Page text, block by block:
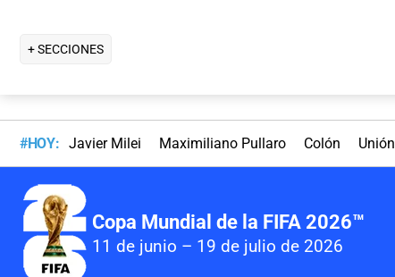
+ SECCIONES
#HOY: Javier Milei Maximiliano Pullaro Colón Unión
Copa Mundial de la FIFA 2026™
11 de junio – 19 de julio de 2026